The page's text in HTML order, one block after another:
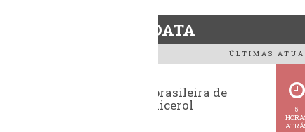
BiodieselDATA
ÚLTIMAS
Exportação brasileira de
glicerina e glicerol
5